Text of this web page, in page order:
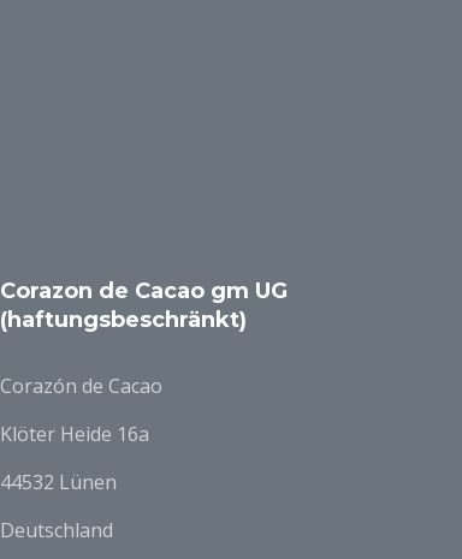
Corazon de Cacao gm UG
(haftungsbeschränkt)
Corazón de Cacao
Klöter Heide 16a
44532 Lünen
Deutschland